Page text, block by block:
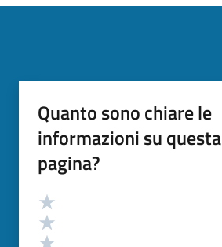
Quanto sono chiare le
informazioni su questa
pagina?
Valutazione